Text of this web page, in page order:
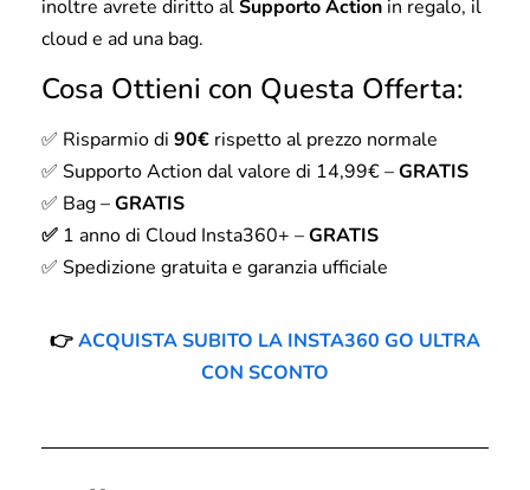
inoltre avrete diritto alSupporto Action in regalo, il
cloud e ad una bag.
Cosa Ottieni con Questa Offerta:
✅ Risparmio di 90€ rispetto al prezzo normale
✅ Supporto Action dal valore di 14,99€ –GRATIS
✅ Bag –GRATIS
✅ 1 anno di Cloud Insta360+ –GRATIS
✅ Spedizione gratuita e garanzia ufficiale
👉ACQUISTA SUBITO LA INSTA360 GO ULTRA
CON SCONTO